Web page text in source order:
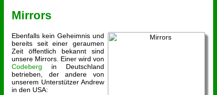
Mirrors
Ebenfalls kein Geheimnis und
bereits seit einer geraumen
Zeit öffentlich bekannt sind
unsere Mirrors. Einer wird von
Codeberg in Deutschland
betrieben, der andere von
unserem Unterstützer Andrew
in den USA: